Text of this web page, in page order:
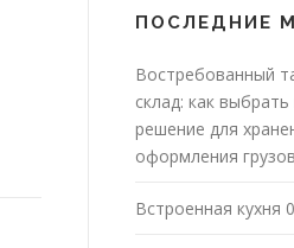
ПОСЛЕДНИЕ
Востребованный
склад: как
решение для
оформления грузов
Встроенная кухня